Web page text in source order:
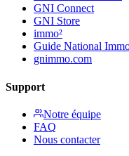
GNI Connect
GNI Store
immo²
Guide National
gnimmo.com
Support
Notre équipe
FAQ
Nous contacter